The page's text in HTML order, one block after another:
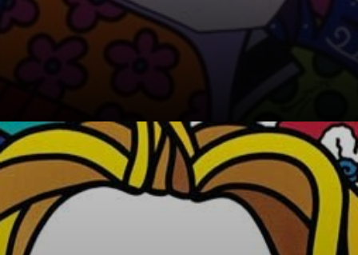
Künstler begann.